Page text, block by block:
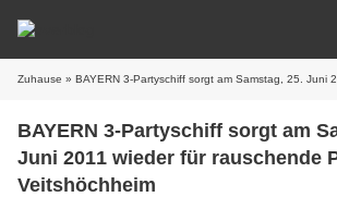
Zuhause » BAYERN 3-Partyschiff sorgt am Samstag, 25. Juni 2011 wieder für
BAYERN 3-Partyschiff sorgt am
Juni 2011 wieder für rauschende
Veitshöchheim